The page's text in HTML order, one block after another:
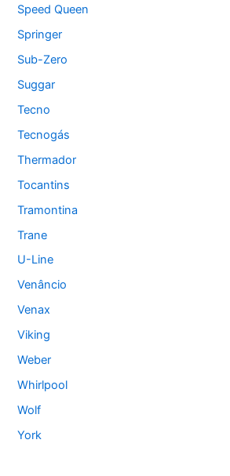
Speed Queen
Springer
Sub-Zero
Suggar
Tecno
Tecnogás
Thermador
Tocantins
Tramontina
Trane
U-Line
Venâncio
Venax
Viking
Weber
Whirlpool
Wolf
York